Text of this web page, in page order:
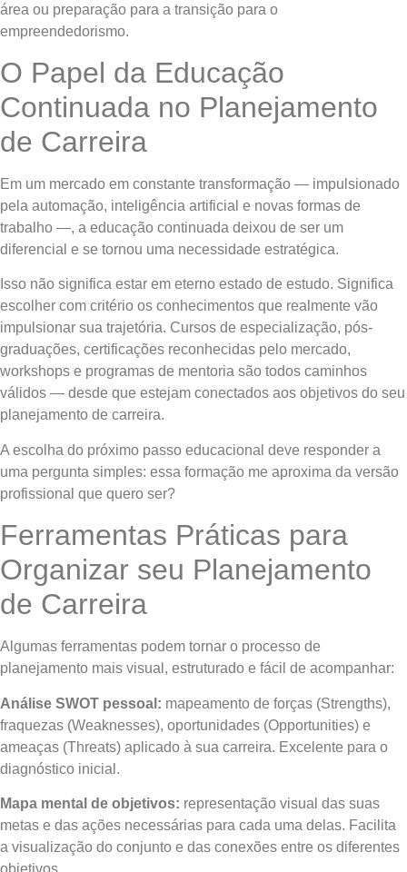
área ou preparação para a transição para o
empreendedorismo.
O Papel da Educação
Continuada no Planejamento
de Carreira
Em um mercado em constante transformação — impulsionado
pela automação, inteligência artificial e novas formas de
trabalho —, a educação continuada deixou de ser um
diferencial e se tornou uma necessidade estratégica.
Isso não significa estar em eterno estado de estudo. Significa
escolher com critério os conhecimentos que realmente vão
impulsionar sua trajetória. Cursos de especialização, pós-
graduações, certificações reconhecidas pelo mercado,
workshops e programas de mentoria são todos caminhos
válidos — desde que estejam conectados aos objetivos do seu
planejamento de carreira.
A escolha do próximo passo educacional deve responder a
uma pergunta simples: essa formação me aproxima da versão
profissional que quero ser?
Ferramentas Práticas para
Organizar seu Planejamento
de Carreira
Algumas ferramentas podem tornar o processo de
planejamento mais visual, estruturado e fácil de acompanhar:
Análise SWOT pessoal: mapeamento de forças (Strengths),
fraquezas (Weaknesses), oportunidades (Opportunities) e
ameaças (Threats) aplicado à sua carreira. Excelente para o
diagnóstico inicial.
Mapa mental de objetivos: representação visual das suas
metas e das ações necessárias para cada uma delas. Facilita
a visualização do conjunto e das conexões entre os diferentes
objetivos.